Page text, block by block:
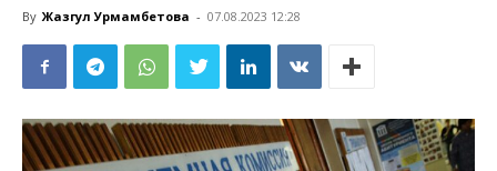
By Жазгул Урмамбетова - 07.08.2023 12:28